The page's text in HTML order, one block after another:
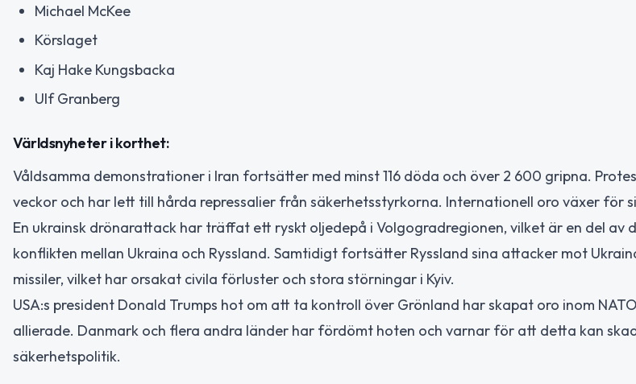
Michael McKee
Körslaget
Kaj Hake Kungsbacka
Ulf Granberg
Världsnyheter i korthet:
Våldsamma demonstrationer i Iran fortsätter med minst 116 döda och över 2 600 gripna.
veckor och har lett till hårda repressalier från säkerhetsstyrkorna. Internationell oro växer för
En ukrainsk drönarattack har träffat ett ryskt oljedepå i Volgogradregionen, vilket är en del av
konflikten mellan Ukraina och Ryssland. Samtidigt fortsätter Ryssland sina attacker mot
missiler, vilket har orsakat civila förluster och stora störningar i Kyiv.
USA:s president Donald Trumps hot om att ta kontroll över Grönland har skapat oro inom
allierade. Danmark och flera andra länder har fördömt hoten och varnar för att detta kan
säkerhetspolitik.